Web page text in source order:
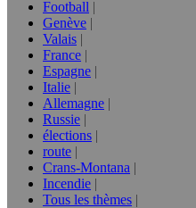
Football
Genève
Valais
France
Espagne
Italie
Allemagne
Russie
élections
route
Crans-Montana
Incendie
Tous les thèmes